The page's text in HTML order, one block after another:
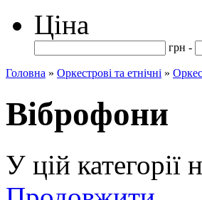
Ціна
грн -
Головна » Оркестрові та етнічні »
Віброфони
У цій категорії